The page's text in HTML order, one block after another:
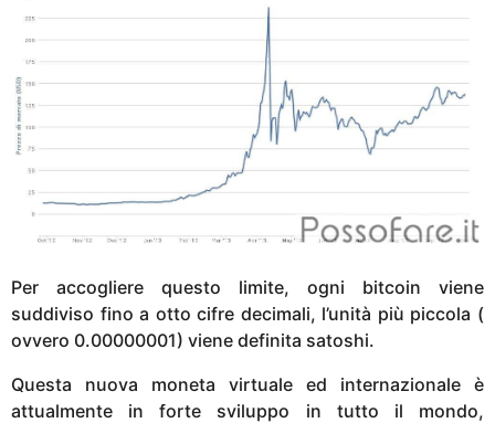
Per accogliere questo limite, ogni bitcoin viene
suddiviso fino a otto cifre decimali, l’unità più piccola (
ovvero 0.00000001) viene definita satoshi.
Questa nuova moneta virtuale ed internazionale è
attualmente in forte sviluppo in tutto il mondo,